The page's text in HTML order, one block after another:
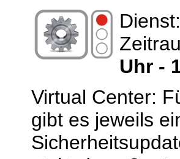
Uhr -
Virtual Center:
gibt es jeweils